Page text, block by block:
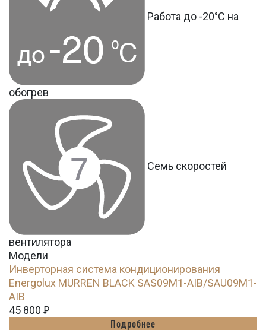
Работа до -20°С на
обогрев
Семь скоростей
вентилятора
Модели
Инверторная система кондиционирования
Energolux MURREN BLACK SAS09M1-AIB/SAU09M1-
AIB
45 800 Ꝑ
Подробнее